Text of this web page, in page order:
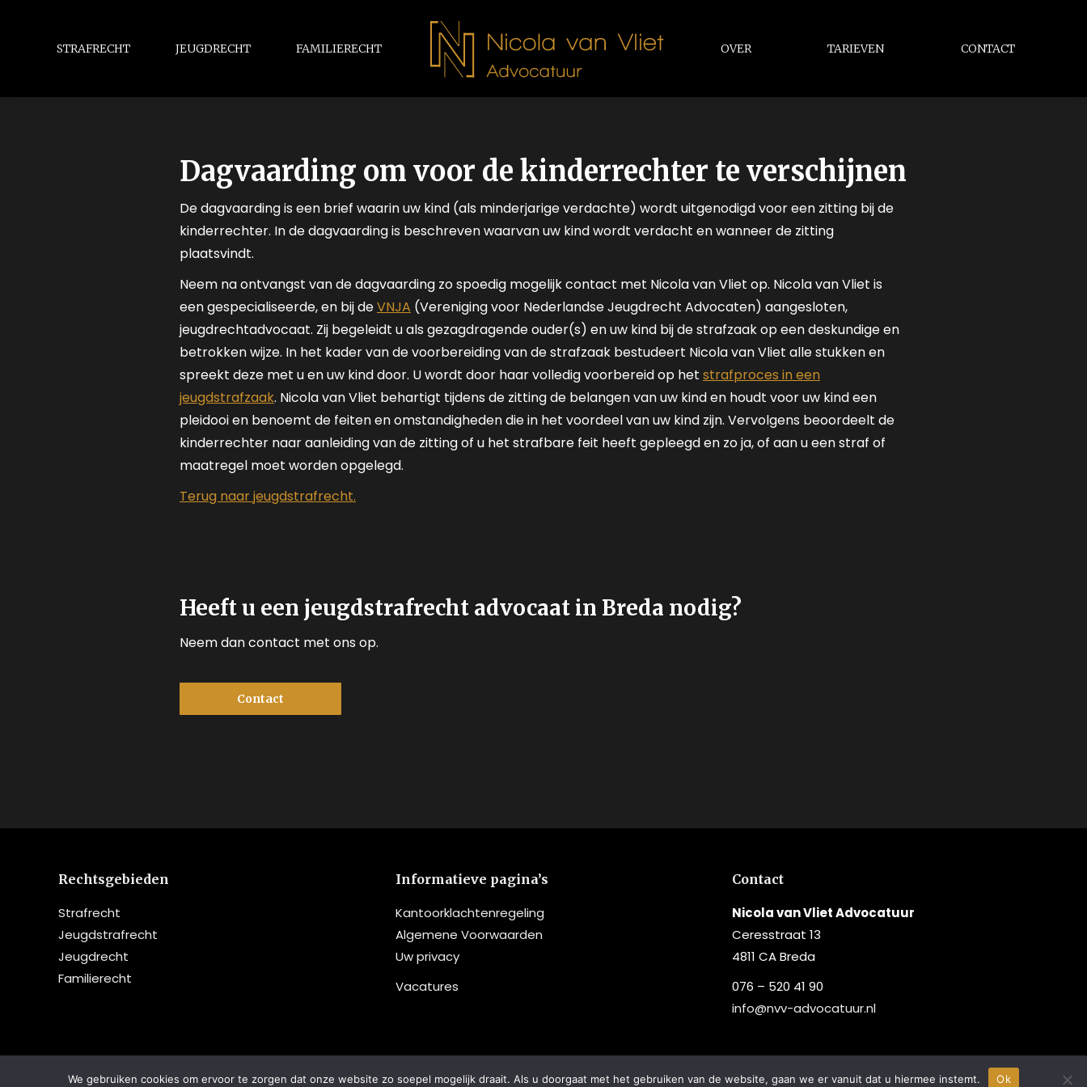
STRAFRECHT JEUGDRECHT FAMILIERECHT OVER TARIEVEN CONTACT
Dagvaarding om voor de kinderrechter te verschijnen
De dagvaarding is een brief waarin uw kind (als minderjarige verdachte) wordt uitgenodigd voor een zitting bij de
kinderrechter. In de dagvaarding is beschreven waarvan uw kind wordt verdacht en wanneer de zitting
plaatsvindt.
Neem na ontvangst van de dagvaarding zo spoedig mogelijk contact met Nicola van Vliet op. Nicola van Vliet is
een gespecialiseerde, en bij deVNJA (Vereniging voor Nederlandse Jeugdrecht Advocaten) aangesloten,
jeugdrechtadvocaat. Zij begeleidt u als gezagdragende ouder(s) en uw kind bij de strafzaak op een deskundige en
betrokken wijze. In het kader van de voorbereiding van de strafzaak bestudeert Nicola van Vliet alle stukken en
spreekt deze met u en uw kind door. U wordt door haar volledig voorbereid op het strafproces in een
jeugdstrafzaak. Nicola van Vliet behartigt tijdens de zitting de belangen van uw kind en houdt voor uw kind een
pleidooi en benoemt de feiten en omstandigheden die in het voordeel van uw kind zijn. Vervolgens beoordeelt de
kinderrechter naar aanleiding van de zitting of u het strafbare feit heeft gepleegd en zo ja, of aan u een straf of
maatregel moet worden opgelegd.
Terug naar jeugdstrafrecht.
Heeft u een jeugdstrafrecht advocaat in Breda nodig?
Neem dan contact met ons op.
Contact
Rechtsgebieden
Strafrecht
Jeugdstrafrecht
Jeugdrecht
Familierecht
Informatieve pagina’s
Kantoorklachtenregeling
Algemene Voorwaarden
Uw privacy
Vacatures
Contact
Nicola van Vliet Advocatuur
Ceresstraat 13
4811 CA Breda
076 – 520 41 90
info@nvv-advocatuur.nl
(c)2020-2022 - Nicola van Vliet Advocatuur Webdesign:FLIX Marketing
We gebruiken cookies om ervoor te zorgen dat onze website zo soepel mogelijk draait. Als u doorgaat met het gebruiken van de website, gaan we er vanuit dat u hiermee instemt. Ok